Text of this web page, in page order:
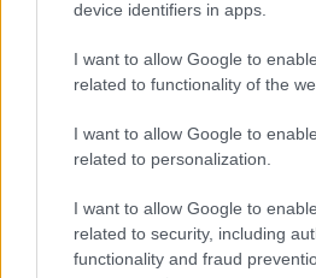
device identifiers in apps.
I want to allow Google to
related to functionality of the
I want to allow Google to
related to personalization.
I want to allow Google to
related to security, including
functionality and fraud
Az iWiW elbukott a
szemben
hírbehozó•2010. december 10.